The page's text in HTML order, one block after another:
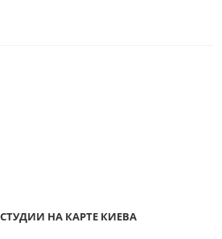
НА КАРТЕ КИЕВА